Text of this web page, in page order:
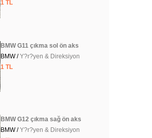
1 TL
BMW G11 çıkma sol ön aks
BMW /Y?r?yen & Direksiyon
1 TL
BMW G12 çıkma sağ ön aks
BMW /Y?r?yen & Direksiyon